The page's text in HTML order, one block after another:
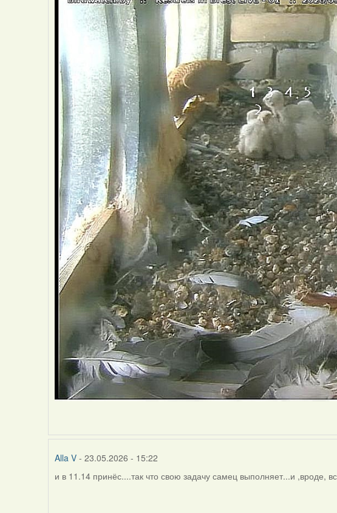
Alla V - 23.05.2026 - 15:22
и в 11.14 принёс....так что свою задачу самец выполняет...и ,вроде,